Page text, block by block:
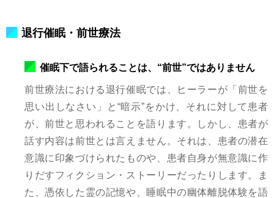
退行催眠・前世療法
催眠下で語られることは、“前世”ではありません
前世療法における退行催眠では、ヒーラーが「前世を
思い出しなさい」と“暗示”をかけ、それに対して患者
が、前世と思われることを語ります。しかし、患者が
話す内容は前世とは言えません。それは、患者の潜在
意識に印象づけられたものや、患者自身が無意識に作
りだすフィクション・ストーリーだったりします。ま
た、憑依した霊の記憶や、睡眠中の幽体離脱体験を語